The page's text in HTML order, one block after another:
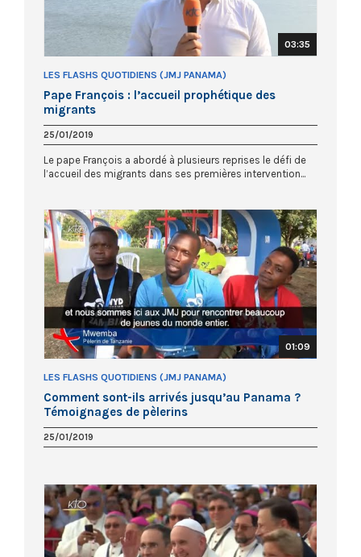
03:35
LES FLASHS QUOTIDIENS (JMJ PANAMA)
Pape François : l’accueil prophétique des
migrants
25/01/2019
Le pape François a abordé à plusieurs reprises le défi de
l’accueil des migrants dans ses premières intervention...
01:09
LES FLASHS QUOTIDIENS (JMJ PANAMA)
Comment sont-ils arrivés jusqu’au Panama ?
Témoignages de pèlerins
25/01/2019